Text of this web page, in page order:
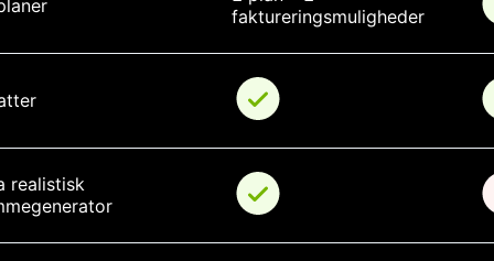
faktureringsmuligheder
realistisk